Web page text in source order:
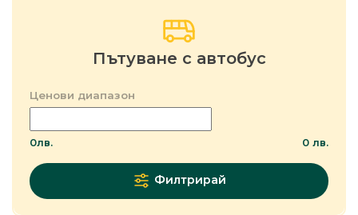
Пътуване с автобус
Ценови диапазон
0лв. 0 лв.
Филтрирай